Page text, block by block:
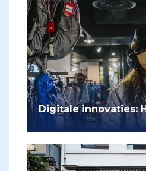
Digitale innovaties: